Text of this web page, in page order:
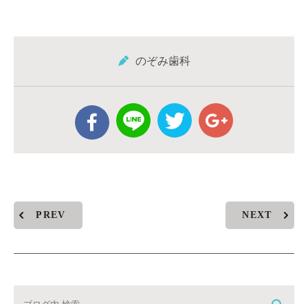
のぞみ歯科
PREV NEXT